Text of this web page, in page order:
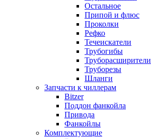
Остальное
Припой и флюс
Проколки
Рефко
Течеискатели
Трубогибы
Труборасширители
Труборезы
Шланги
Запчасти к чиллерам
Bitzer
Поддон фанкойла
Привода
Фанкойлы
Комплектующие